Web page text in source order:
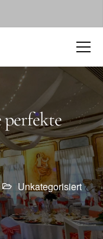
perfekte
Unkategorisiert